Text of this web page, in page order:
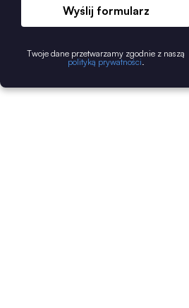
Wyślij formularz
Twoje dane przetwarzamy zgodnie z naszą
polityką prywatności